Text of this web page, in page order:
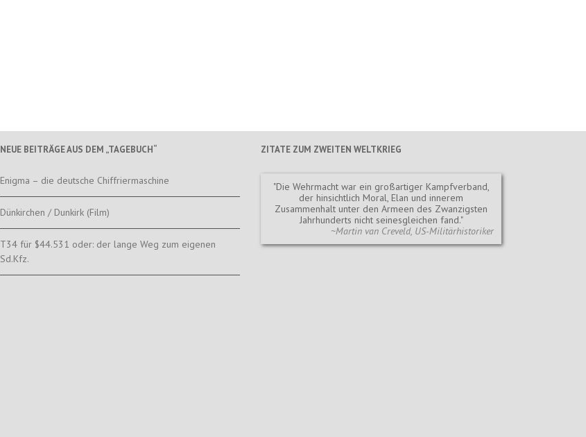
NEUE BEITRÄGE AUS DEM „TAGEBUCH“
Enigma – die deutsche Chiffriermaschine
Dünkirchen / Dunkirk (Film)
T34 für $44.531 oder: der lange Weg zum eigenen
Sd.Kfz.
ZITATE ZUM ZWEITEN WELTKRIEG
Die Wehrmacht war ein großartiger Kampfverband,
der hinsichtlich Moral, Elan und innerem
Zusammenhalt unter den Armeen des Zwanzigsten
Jahrhunderts nicht seinesgleichen fand.
~Martin van Creveld, US-Militärhistoriker